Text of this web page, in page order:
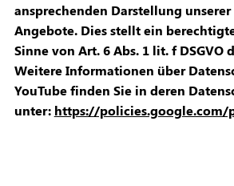
ansprechenden Darstellung
Angebote. Dies stellt ein
Sinne von Art. 6 Abs. 1 lit. f DSGVO
Weitere Informationen über
YouTube finden Sie in deren
unter: https://policies.google.com/